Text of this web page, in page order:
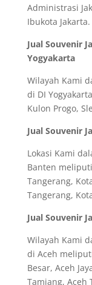
Administrasi
Ibukota Jakarta.
Jual Souvenir
Yogyakarta
Wilayah Kami
di DI
Kulon Progo,
Jual Souvenir
Lokasi Kami
Banten
Tangerang,
Tangerang,
Jual Souvenir
Wilayah Kami
di Aceh
Besar, Aceh
Tamiang, Aceh